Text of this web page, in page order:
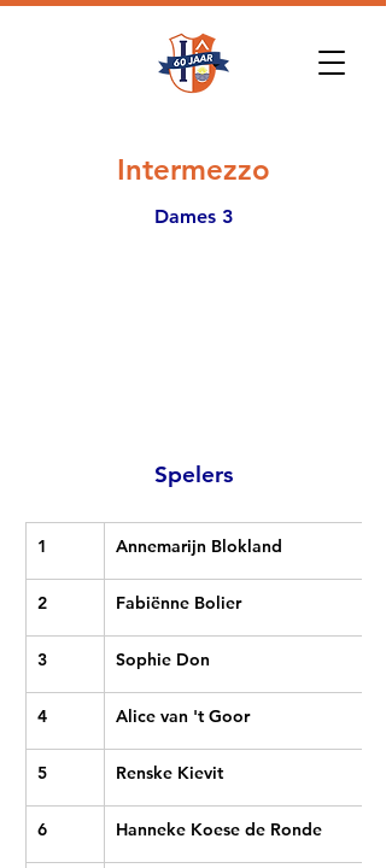
Intermezzo
Dames 3
Spelers
1 Annemarijn Blokland
2 Fabiënne Bolier
3 Sophie Don
4 Alice van 't Goor
5 Renske Kievit
6 Hanneke Koese de Ronde